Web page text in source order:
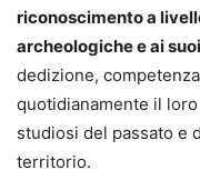
riconoscimento a
archeologiche e ai
dedizione,
quotidianamente il
studiosi del passato e
territorio.